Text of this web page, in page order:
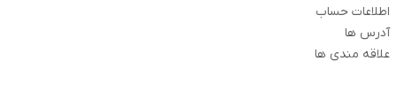
اطلاعات حساب
آدرس ها
علاقه مندی ها